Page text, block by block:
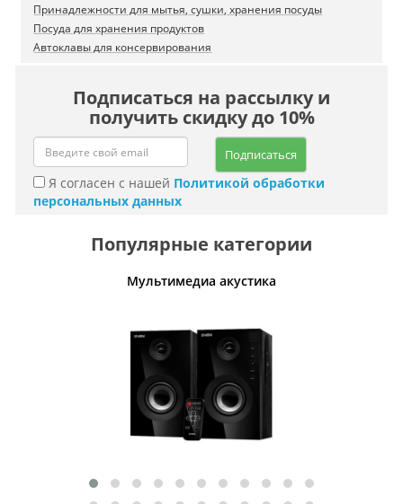
Принадлежности для мытья, сушки, хранения посуды
Посуда для хранения продуктов
Автоклавы для консервирования
Подписаться на рассылку и
получить скидку до 10%
Подписаться
Я согласен с нашей Политикой обработки
персональных данных
Популярные категории
Мультимедиа акустика